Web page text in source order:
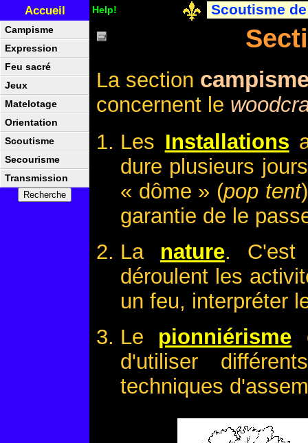
Accueil Help! Scoutisme
La section
concernent le
Les Installations
dure plusieurs
« dôme » (pop tent
garantie de le
La nature. C'est
déroulent les
un feu, interpréter
Le pionniérisme
d'utiliser
techniques
Campisme
Expression
Feu sacré
Jeux
Matelotage
Orientation
Scoutisme
Secourisme
Transmission